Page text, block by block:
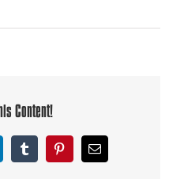
Content!
Tumblr PinterestEmail